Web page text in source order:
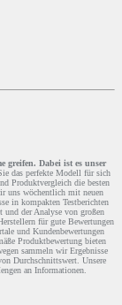
greifen. Dabei ist es unser
das perfekte Modell für sich
Produktvergleich die besten
uns wöchentlich mit neuen
in kompakten Testberichten
und der Analyse von großen
für gute Bewertungen
und Kundenbewertungen
Produktbewertung bieten
sammeln wir Ergebnisse
Durchschnittswert. Unsere
an Informationen.